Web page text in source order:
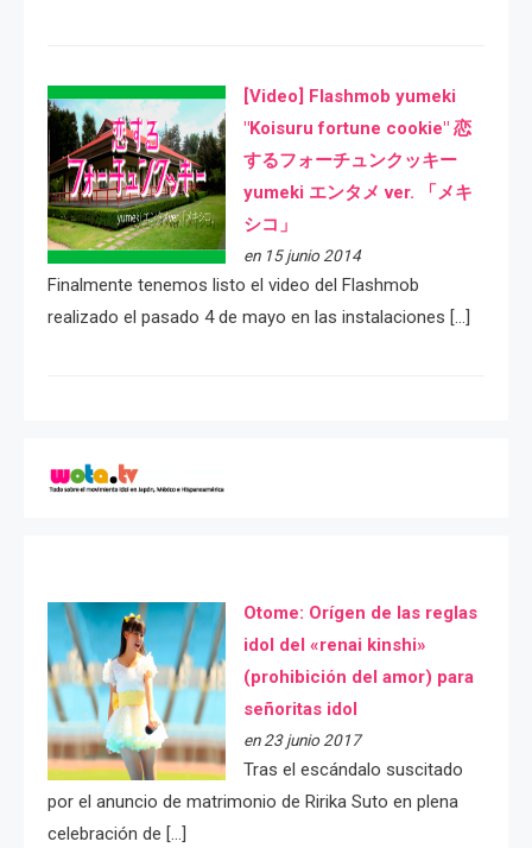
[Video] Flashmob yumeki
"Koisuru fortune cookie" 恋
するフォーチュンクッキー
yumeki エンタメ ver. 「メキ
シコ」
en 15 junio 2014
Finalmente tenemos listo el video del Flashmob
realizado el pasado 4 de mayo en las instalaciones […]
Otome: Orígen de las reglas
idol del «renai kinshi»
(prohibición del amor) para
señoritas idol
en 23 junio 2017
Tras el escándalo suscitado
por el anuncio de matrimonio de Ririka Suto en plena
celebración de […]